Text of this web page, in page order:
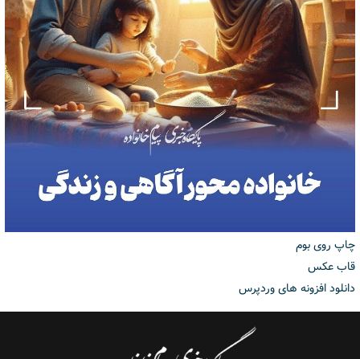
چاپ روی بوم
قاب عکس
دانلود افزونه های وردپرس